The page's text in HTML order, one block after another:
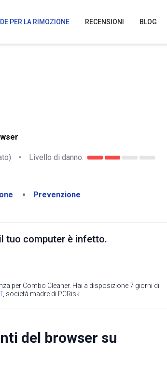
PER LA RIMOZIONE RECENSIONI BLOG
• Livello di danno:
Prevenzione
tuo computer è infetto.
per Combo Cleaner. Hai a disposizione 7 giorni di
, società madre di PCRisk.
del browser su